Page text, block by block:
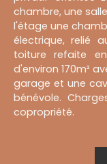
chambre, une
l'étage une
électrique, relié
toiture refaite
d'environ 170m²
garage et une
bénévole.
copropriété.